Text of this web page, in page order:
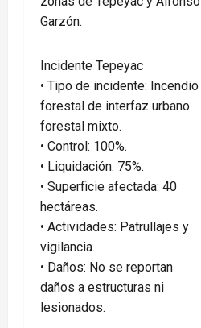
Garzón.
Incidente Tepeyac
• Tipo de incidente: Incendio
forestal de interfaz urbano
forestal mixto.
• Control: 100%.
• Liquidación: 75%.
• Superficie afectada: 40
hectáreas.
• Actividades: Patrullajes y
vigilancia.
• Daños: No se reportan
daños a estructuras ni
lesionados.